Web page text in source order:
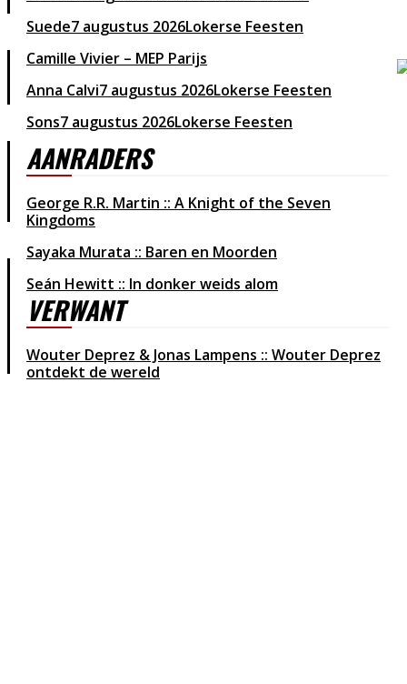
Suede7 augustus 2026Lokerse Feesten
Camille Vivier – MEP Parijs
Anna Calvi7 augustus 2026Lokerse Feesten
Sons7 augustus 2026Lokerse Feesten
AANRADERS
George R.R. Martin :: A Knight of the Seven
Kingdoms
Sayaka Murata :: Baren en Moorden
Seán Hewitt :: In donker weids alom
VERWANT
Wouter Deprez & Jonas Lampens :: Wouter Deprez
ontdekt de wereld